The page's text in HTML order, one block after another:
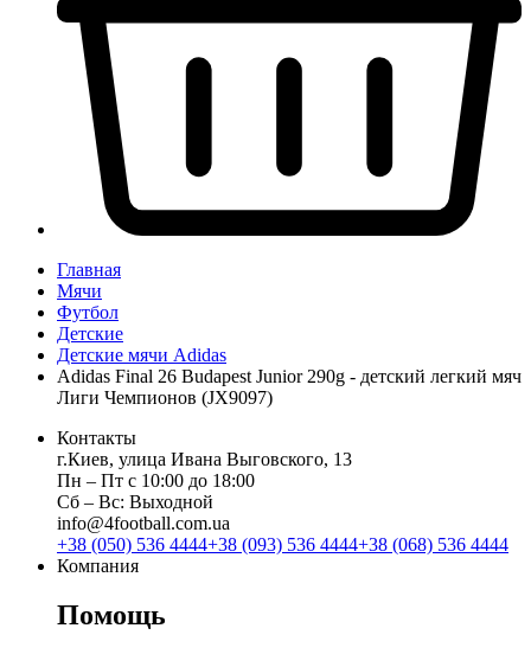
Главная
Мячи
Футбол
Детские
Детские мячи Adidas
Adidas Final 26 Budapest Junior 290g - детский легкий мяч
Лиги Чемпионов (JX9097)
Контакты
г.Киев, улица Ивана Выговского, 13
Пн ‒ Пт с 10:00 до 18:00
Сб ‒ Вс: Выходной
info@4football.com.ua
+38 (050) 536 4444+38 (093) 536 4444+38 (068) 536 4444
Компания
Помощь